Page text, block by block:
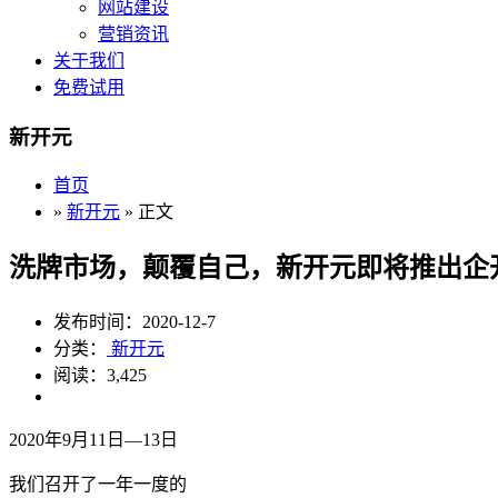
网站建设
营销资讯
关于我们
免费试用
新开元
首页
» 新开元 » 正文
洗牌市场，颠覆自己，新开元即将推出企
发布时间：2020-12-7
分类：
新开元
阅读：3,425
2020年9月11日—13日
我们召开了一年一度的